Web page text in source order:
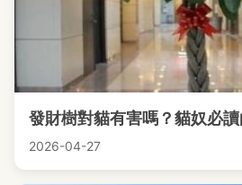
發財樹對貓有害嗎？貓奴必
2026-04-27